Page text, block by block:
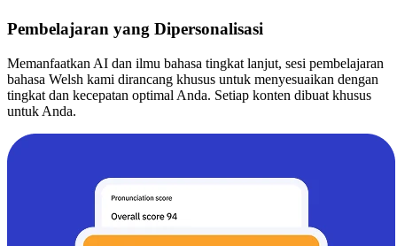
Pembelajaran yang Dipersonalisasi
Memanfaatkan AI dan ilmu bahasa tingkat lanjut, sesi pembelajaran
bahasa Welsh kami dirancang khusus untuk menyesuaikan dengan
tingkat dan kecepatan optimal Anda. Setiap konten dibuat khusus
untuk Anda.